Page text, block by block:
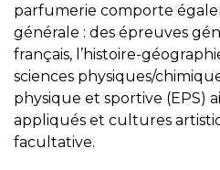
parfumerie comporte
générale : des épreuves
français, l’histoire-
sciences physiques/
physique et sportive (EPS)
appliqués et cultures
facultative.